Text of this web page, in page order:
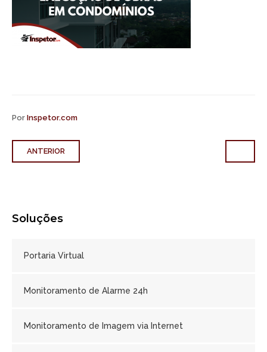
Por Inspetor.com
ANTERIOR
Soluções
Portaria Virtual
Monitoramento de Alarme 24h
Monitoramento de Imagem via Internet